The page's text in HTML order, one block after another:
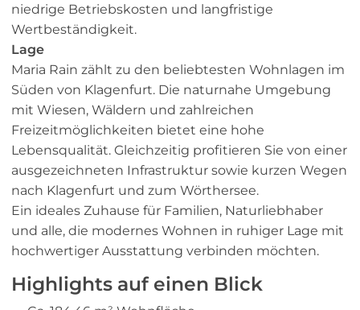
niedrige Betriebskosten und langfristige
Wertbeständigkeit.
Lage
Maria Rain zählt zu den beliebtesten Wohnlagen im
Süden von Klagenfurt. Die naturnahe Umgebung
mit Wiesen, Wäldern und zahlreichen
Freizeitmöglichkeiten bietet eine hohe
Lebensqualität. Gleichzeitig profitieren Sie von einer
ausgezeichneten Infrastruktur sowie kurzen Wegen
nach Klagenfurt und zum Wörthersee.
Ein ideales Zuhause für Familien, Naturliebhaber
und alle, die modernes Wohnen in ruhiger Lage mit
hochwertiger Ausstattung verbinden möchten.
Highlights auf einen Blick